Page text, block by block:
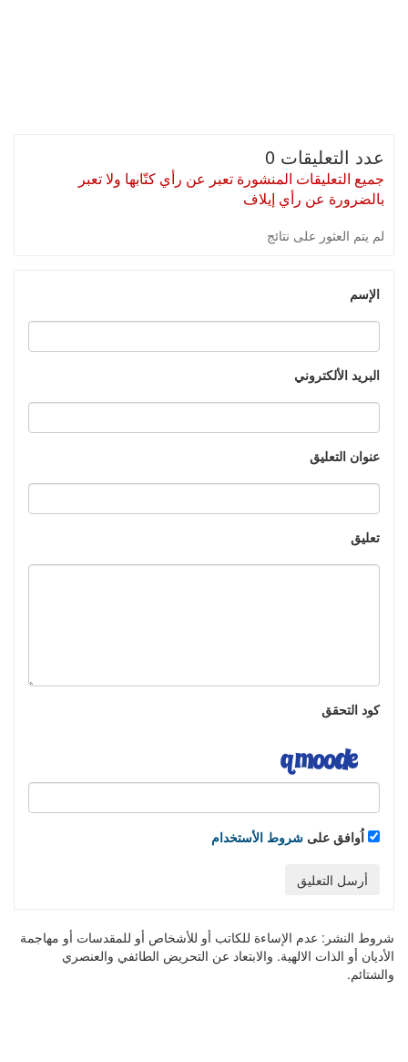
عدد التعليقات 0
جميع التعليقات المنشورة تعبر عن رأي كتّابها ولا تعبر
بالضرورة عن رأي إيلاف
لم يتم العثور على نتائج
الإسم
البريد الألكتروني
عنوان التعليق
تعليق
كود التحقق
اُوافق على شروط الأستخدام
أرسل التعليق
شروط النشر: عدم الإساءة للكاتب أو للأشخاص أو للمقدسات أو مهاجمة
الأديان أو الذات الالهية. والابتعاد عن التحريض الطائفي والعنصري
والشتائم.